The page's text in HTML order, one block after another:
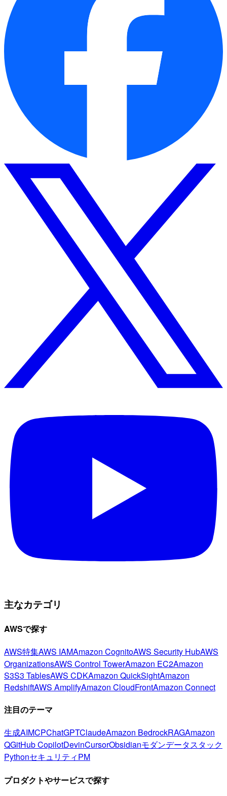
主なカテゴリ
AWSで探す
AWS特集AWS IAMAmazon CognitoAWS Security HubAWS
OrganizationsAWS Control TowerAmazon EC2Amazon
S3S3 TablesAWS CDKAmazon QuickSightAmazon
RedshiftAWS AmplifyAmazon CloudFrontAmazon Connect
注目のテーマ
生成AIMCPChatGPTClaudeAmazon BedrockRAGAmazon
QGitHub CopilotDevinCursorObsidianモダンデータスタック
PythonセキュリティPM
プロダクトやサービスで探す